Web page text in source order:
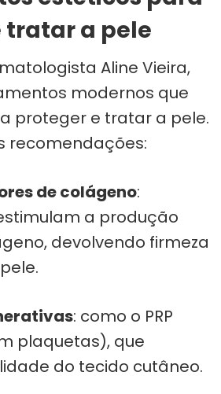
tratar a pele
Aline Vieira,
modernos que
proteger e tratar a pele.
recomendações:
de colágeno:
a produção
devolvendo firmeza
: como o PRP
plaquetas), que
do tecido cutâneo.